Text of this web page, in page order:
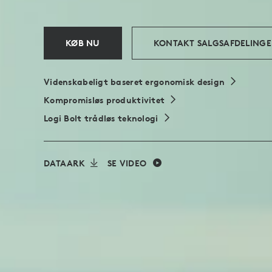
KØB NU KONTAKT
Videnskabeligt baseret ergonomisk design
Kompromisløs produktivitet
Logi Bolt trådløs teknologi
DATAARK SE VIDEO